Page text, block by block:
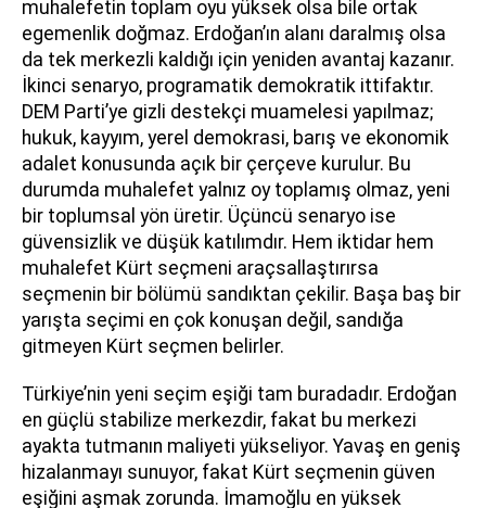
muhalefetin toplam oyu yüksek olsa bile ortak
egemenlik doğmaz. Erdoğan’ın alanı daralmış olsa
da tek merkezli kaldığı için yeniden avantaj kazanır.
İkinci senaryo, programatik demokratik ittifaktır.
DEM Parti’ye gizli destekçi muamelesi yapılmaz;
hukuk, kayyım, yerel demokrasi, barış ve ekonomik
adalet konusunda açık bir çerçeve kurulur. Bu
durumda muhalefet yalnız oy toplamış olmaz, yeni
bir toplumsal yön üretir. Üçüncü senaryo ise
güvensizlik ve düşük katılımdır. Hem iktidar hem
muhalefet Kürt seçmeni araçsallaştırırsa
seçmenin bir bölümü sandıktan çekilir. Başa baş bir
yarışta seçimi en çok konuşan değil, sandığa
gitmeyen Kürt seçmen belirler.
Türkiye’nin yeni seçim eşiği tam buradadır. Erdoğan
en güçlü stabilize merkezdir, fakat bu merkezi
ayakta tutmanın maliyeti yükseliyor. Yavaş en geniş
hizalanmayı sunuyor, fakat Kürt seçmenin güven
eşiğini aşmak zorunda. İmamoğlu en yüksek